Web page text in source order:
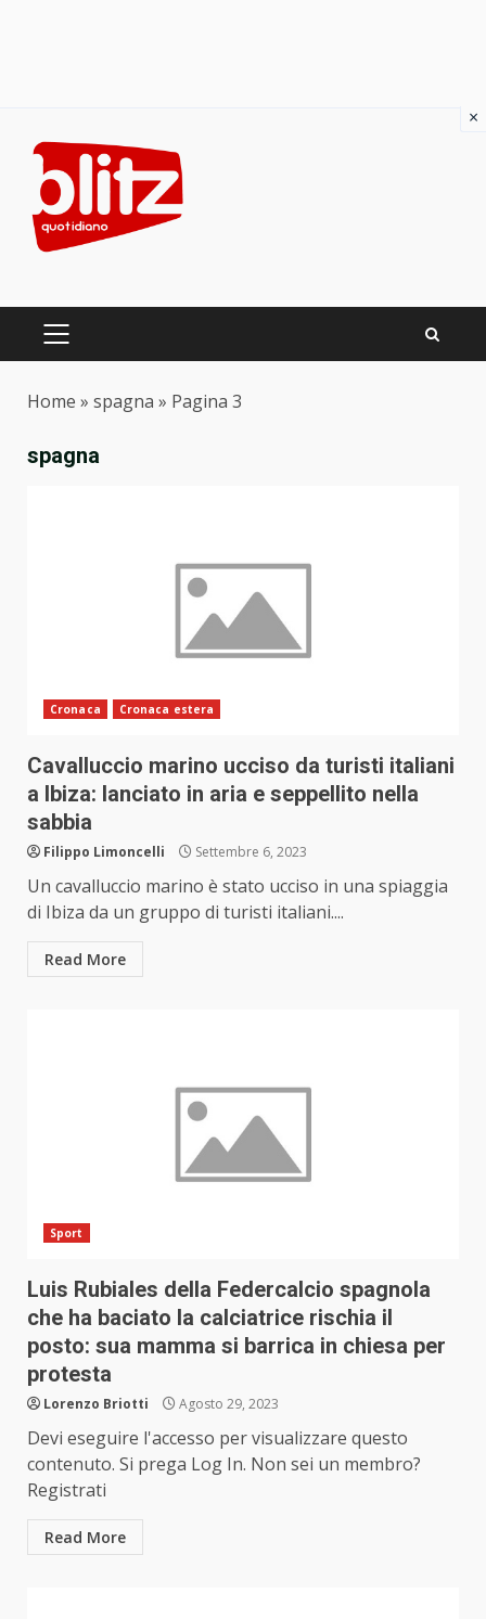
content
PRIMARY
Home » spagna » Pagina 3
spagna
Cronaca Cronaca estera
Cavalluccio marino ucciso da turisti italiani
a Ibiza: lanciato in aria e seppellito nella
sabbia
Filippo Limoncelli Settembre 6, 2023
Un cavalluccio marino è stato ucciso in una spiaggia
di Ibiza da un gruppo di turisti italiani....
Read More
Sport
Luis Rubiales della Federcalcio spagnola
che ha baciato la calciatrice rischia il
posto: sua mamma si barrica in chiesa per
protesta
Lorenzo Briotti Agosto 29, 2023
Devi eseguire l'accesso per visualizzare questo
contenuto. Si prega Log In. Non sei un membro?
Registrati
Read More
×